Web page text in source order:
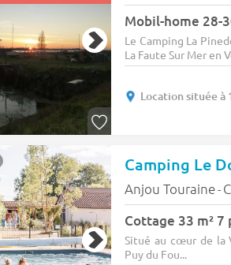
Le Camping La
La Faute Sur Mer en
Location située à
Camping Le
Anjou Touraine-
Cottage 33 m² 7
Situé au cœur de la
Puy du Fou...